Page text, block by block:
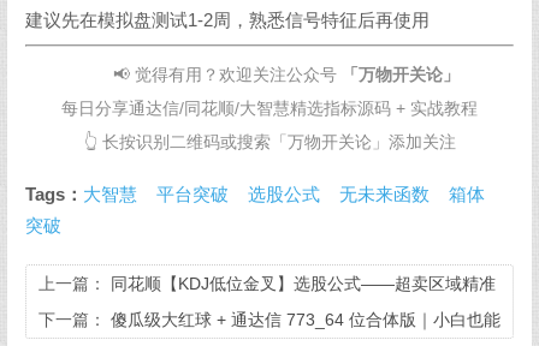
建议先在模拟盘测试1-2周，熟悉信号特征后再使用
📢 觉得有用？欢迎关注公众号
「万物开关论」
每日分享通达信/同花顺/大智慧精选指标源码 + 实战教程
👆 长按识别二维码或搜索「万物开关论」添加关注
Tags： 大智慧 平台突破 选股公式 无未来函数
箱体
突破
上一篇： 同花顺【KDJ低位金叉】选股公式——超卖区域精准
抄底（无未来函数）
下一篇： 傻瓜级大红球 + 通达信 773_64 位合体版｜小白也能